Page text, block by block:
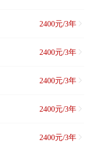
2400元/3年
2400元/3年
2400元/3年
2400元/3年
2400元/3年